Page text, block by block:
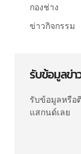
กองช่าง
ข่าวกิจกรรม
รับข้อมูลข่า
รับข้อมูลหรือ
แสกนด์เลย